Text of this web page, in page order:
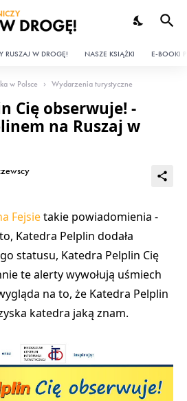
RUSZAJ W DROGĘ! NASZE KSIĄŻKI E-BOOKI
w Polsce Wydarzenia turystyczne
Cię obserwuje! -
na Ruszaj w
Fejsietakie powiadomienia -
Katedra Pelplin dodała
statusu, Katedra Pelplin Cię
te alerty wywołują uśmiech
na to, że Katedra Pelplin
katedra jaką znam.